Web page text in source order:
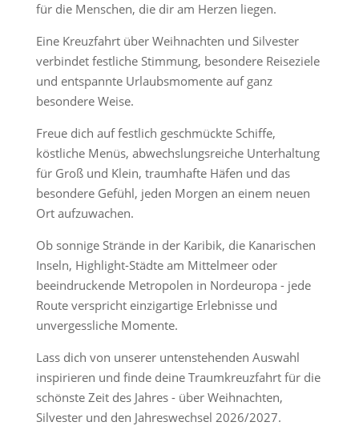
für die Menschen, die dir am Herzen liegen.
Eine Kreuzfahrt über Weihnachten und Silvester
verbindet festliche Stimmung, besondere Reiseziele
und entspannte Urlaubsmomente auf ganz
besondere Weise.
Freue dich auf festlich geschmückte Schiffe,
köstliche Menüs, abwechslungsreiche Unterhaltung
für Groß und Klein, traumhafte Häfen und das
besondere Gefühl, jeden Morgen an einem neuen
Ort aufzuwachen.
Ob sonnige Strände in der Karibik, die Kanarischen
Inseln, Highlight-Städte am Mittelmeer oder
beeindruckende Metropolen in Nordeuropa - jede
Route verspricht einzigartige Erlebnisse und
unvergessliche Momente.
Lass dich von unserer untenstehenden Auswahl
inspirieren und finde deine Traumkreuzfahrt für die
schönste Zeit des Jahres - über Weihnachten,
Silvester und den Jahreswechsel 2026/2027.